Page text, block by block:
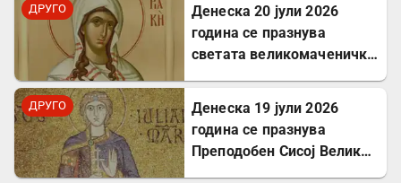
ДРУГО
Денеска 20 јули 2026
година се празнува
светата великомаченичка
ДРУГО
Денеска 19 јули 2026
година се празнува
Преподобен Сисој Велики: